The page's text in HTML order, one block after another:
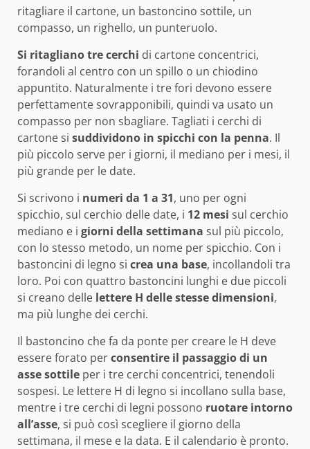
ritagliare il cartone, un bastoncino sottile, un
compasso, un righello, un punteruolo.
Si ritagliano tre cerchi di cartone concentrici,
forandoli al centro con un spillo o un chiodino
appuntito. Naturalmente i tre fori devono essere
perfettamente sovrapponibili, quindi va usato un
compasso per non sbagliare. Tagliati i cerchi di
cartone si suddividono in spicchi con la penna. Il
più piccolo serve per i giorni, il mediano per i mesi, il
più grande per le date.
Si scrivono i numeri da 1 a 31, uno per ogni
spicchio, sul cerchio delle date, i 12 mesi sul cerchio
mediano e i giorni della settimana sul più piccolo,
con lo stesso metodo, un nome per spicchio. Con i
bastoncini di legno si crea una base, incollandoli tra
loro. Poi con quattro bastoncini lunghi e due piccoli
si creano delle lettere H delle stesse dimensioni,
ma più lunghe dei cerchi.
Il bastoncino che fa da ponte per creare le H deve
essere forato perconsentire il passaggio di un
asse sottile per i tre cerchi concentrici, tenendoli
sospesi. Le lettere H di legno si incollano sulla base,
mentre i tre cerchi di legni possono ruotare intorno
all’asse, si può così scegliere il giorno della
settimana, il mese e la data. E il calendario è pronto.